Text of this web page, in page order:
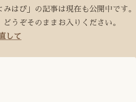
はぴ」の記事は現在も公開中です。
うぞそのままお入りください。
して